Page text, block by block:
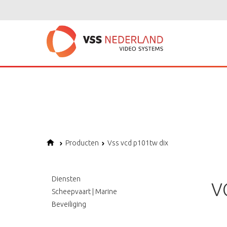
: Trying to get property of non-object in
: Undefined offset: 1 in/home/vssned01/domains/
Producten Vss vcd p101tw dix
Diensten
Scheepvaart | Marine
Beveiliging